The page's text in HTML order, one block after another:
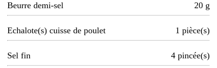
Beurre demi-sel 20 g
Echalote(s) cuisse de poulet 1 pièce(s)
Sel fin 4 pincée(s)